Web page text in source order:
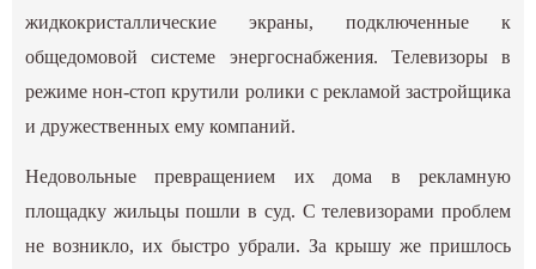
жидкокристаллические экраны, подключенные к
общедомовой системе энергоснабжения. Телевизоры в
режиме нон-стоп крутили ролики с рекламой застройщика
и дружественных ему компаний.
Недовольные превращением их дома в рекламную
площадку жильцы пошли в суд. С телевизорами проблем
не возникло, их быстро убрали. За крышу же пришлось